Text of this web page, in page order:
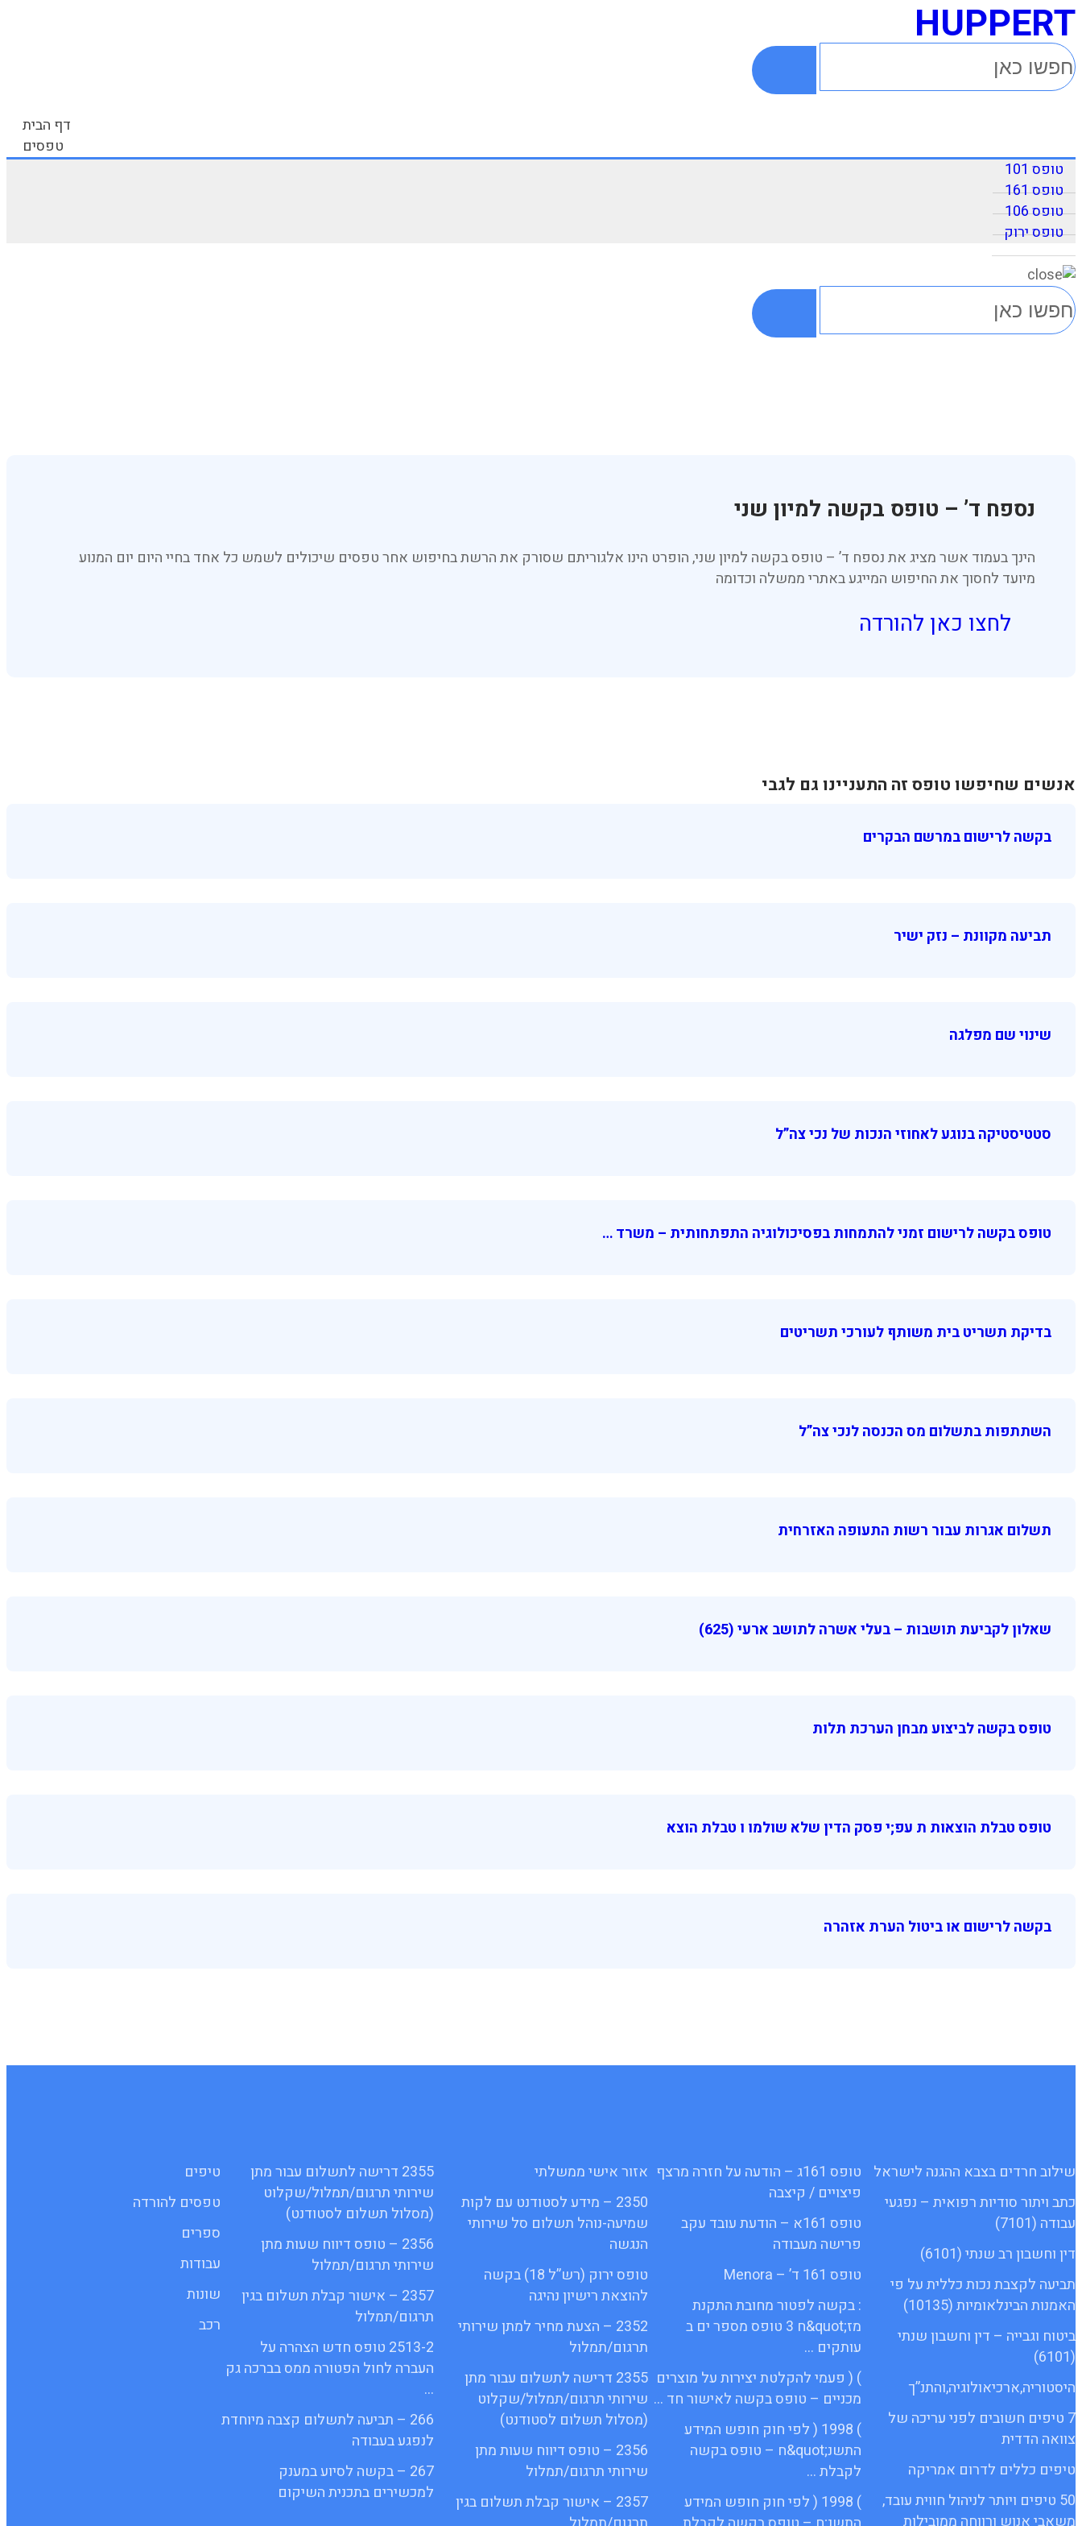
HUPPERT
דף הבית
טפסים
טופס 101
טופס 161
טופס 106
טופס ירוק
נספח ד’ – טופס בקשה למיון שני
הינך בעמוד אשר מציג את נספח ד’ – טופס בקשה למיון שני, הופרט הינו אלגוריתם שסורק את הרשת בחיפוש אחר טפסים שיכולים לשמש כל אחד בחיי היום יום המנוע
מיועד לחסוך את החיפוש המייגע באתרי ממשלה וכדומה
לחצו כאן להורדה
אנשים שחיפשו טופס זה התעניינו גם לגבי
בקשה לרישום במרשם הבקרים
תביעה מקוונת – נזק ישיר
שינוי שם מפלגה
סטטיסטיקה בנוגע לאחוזי הנכות של נכי צה”ל
טופס בקשה לרישום זמני להתמחות בפסיכולוגיה התפתחותית – משרד …
בדיקת תשריט בית משותף לעורכי תשריטים
השתתפות בתשלום מס הכנסה לנכי צה”ל
תשלום אגרות עבור רשות התעופה האזרחית
שאלון לקביעת תושבות – בעלי אשרה לתושב ארעי (625)
טופס בקשה לביצוע מבחן הערכת תלות
טופס טבלת הוצאות ת עפ;י פסק הדין שלא שולמו ו טבלת הוצא
בקשה לרישום או ביטול הערת אזהרה
שילוב חרדים בצבא ההגנה לישראל
כתב ויתור סודיות רפואית – נפגעי
עבודה (7101)
דין וחשבון רב שנתי (6101)
תביעה לקצבת נכות כללית על פי
האמנות הבינלאומיות (10135)
ביטוח וגבייה – דין וחשבון שנתי
(6101)
היסטוריה,ארכיאולוגיה,והתנ”ך
7 טיפים חשובים לפני עריכה של
צוואה הדדית
טיפים כללים לדרום אמריקה
50 טיפים ויותר לניהול חווית עובד,
משאבי אנוש ורווחה ממובילות
טופס 161ג – הודעה על חזרה מרצף
פיצויים / קיצבה
טופס 161א – הודעת עובד עקב
פרישה מעבודה
טופס 161 ד’ – Menora
: בקשה לפטור מחובת התקנת
מז;quot&ח 3 טופס מספר ים ב
עותקים …
) ( פעמי להקלטת יצירות על מוצרים
מכניים – טופס בקשה לאישור חד …
) 1998 ( לפי חוק חופש המידע
התשנ;quot&ח – טופס בקשה
לקבלת …
) 1998 ( לפי חוק חופש המידע
אזור אישי ממשלתי
2350 – מידע לסטודנט עם לקות
שמיעה-נוהל תשלום סל שירותי
הנגשה
טופס ירוק (רש”ל 18) בקשה
להוצאת רישיון נהיגה
2352 – הצעת מחיר למתן שירותי
תרגום/תמלול
2355 דרישה לתשלום עבור מתן
שירותי תרגום/תמלול/שקלוט
(מסלול תשלום לסטודנט)
2356 – טופס דיווח שעות מתן
שירותי תרגום/תמלול
2357 – אישור קבלת תשלום בגין
2355 דרישה לתשלום עבור מתן
שירותי תרגום/תמלול/שקלוט
(מסלול תשלום לסטודנט)
2356 – טופס דיווח שעות מתן
שירותי תרגום/תמלול
2357 – אישור קבלת תשלום בגין
תרגום/תמלול
2513-2 טופס חדש הצהרה על
העברה לחול הפטורה ממס בברכה גק
…
266 – תביעה לתשלום קצבה מיוחדת
לנפגע בעבודה
267 – בקשה לסיוע במענק
למכשירים בתכנית השיקום
טיפים
טפסים להורדה
ספרים
עבודות
שונות
רכב